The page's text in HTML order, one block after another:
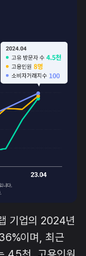
기업의 2024년
이며, 최근